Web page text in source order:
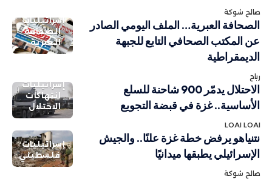
صالح شوكة
إسرائيليات
الصحافة
العبرية
الصحافة العبرية… الملف اليومي الصادر
عن المكتب الصحافي التابع للجبهة
الديمقراطية
رباح
إسرائيليات
انتهاكات
الاحتلال
الاحتلال يدمّر 900 شاحنة للسلع
الأساسية.. غزة في قبضة التجويع
LOAI LOAI
إسرائيليات
فلسطيني
نتنياهو يرفض خطة غزة علنًا.. والجيش
الإسرائيلي يطبقها ميدانيًا
صالح شوكة